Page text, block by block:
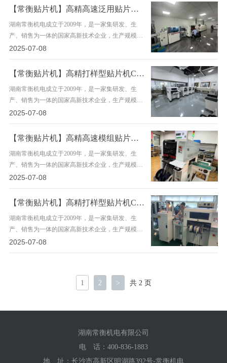
或……
【常衡贴片机】高精高速泛用贴片机TS10—温州客户
湖南常衡机电成立于2009年，是一家集研发、生
产、销售为一体的国家高新技术企业，生产规模约
40000平方米，专注于贴片机的研发与智能制造领
域，目前主要有高速贴片机、高精泛用贴片机、高
速高……
2025-07-08
【常衡贴片机】高精打样型贴片机CHM551—浙江客户
湖南常衡机电成立于2009年，是一家集研发、生
产、销售为一体的国家高新技术企业，生产规模约
40000平方米，专注于贴片机的研发与智能制造领
域，目前主要有高速贴片机、高精泛用贴片机、高
速高……
2025-07-08
【常衡贴片机】高精高速模组贴片机TC06—深圳客户
湖南常衡机电成立于2009年，是一家集研发、生
产、销售为一体的国家高新技术企业，生产规模约
40000平方米，专注于贴片机的研发与智能制造领
域，目前主要有高速贴片机、高精泛用贴片机、高
速高……
2025-07-08
【常衡贴片机】高精打样型贴片机CHM551—佛山客户
湖南常衡机电成立于2009年，是一家集研发、生
产、销售为一体的国家高新技术企业，生产规模约
40000平方米，专注于贴片机的研发与智能制造领
域，目前主要有高速贴片机、高精泛用贴片机、高
2025-07-08
1 2 > 共 2 页
湖南常衡机电有限公司
电 话： 400-836-1883
地 址：长沙市高新区明湖路392号-常衡机电